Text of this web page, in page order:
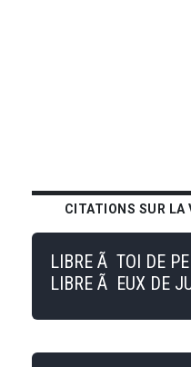
CITATIONS SUR LA
LIBRE Ã TOI DE
LIBRE Ã EUX DE